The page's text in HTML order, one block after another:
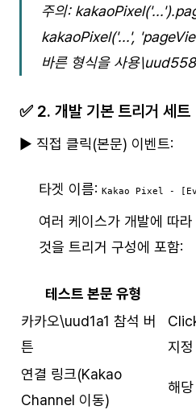
주의:
kakaoPixel('...',
바른 형식을 사용
✅ 2. 개발 기본 트리거 세트
▶ 직접 클릭(본문) 이벤트:
타겟 이름: Kakao Pixel -
여러 케이스가 개발에 따
것을 트리거 구성에 포함:
테스트 본문 유형
카카오\uud1a1 참석 버
튼
지정
연결 링크(Kakao
Channel 이동)
해